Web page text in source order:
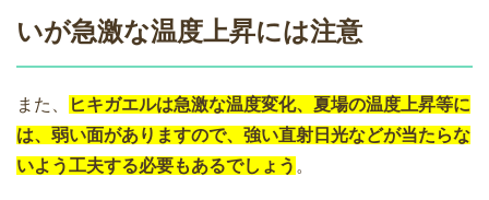
いが急激な温度上昇には注意
また、
ヒキガエルは急激な温度変化、夏場の温度上昇等に
は、弱い面がありますので、強い直射日光などが当たらな
いよう工夫する必要もあるでしょう 。